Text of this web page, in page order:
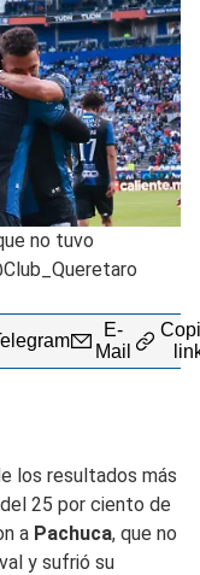
no tuvo
E-
Mail
los resultados más
25 por ciento de
a Pachuca, que no
y sufrió su